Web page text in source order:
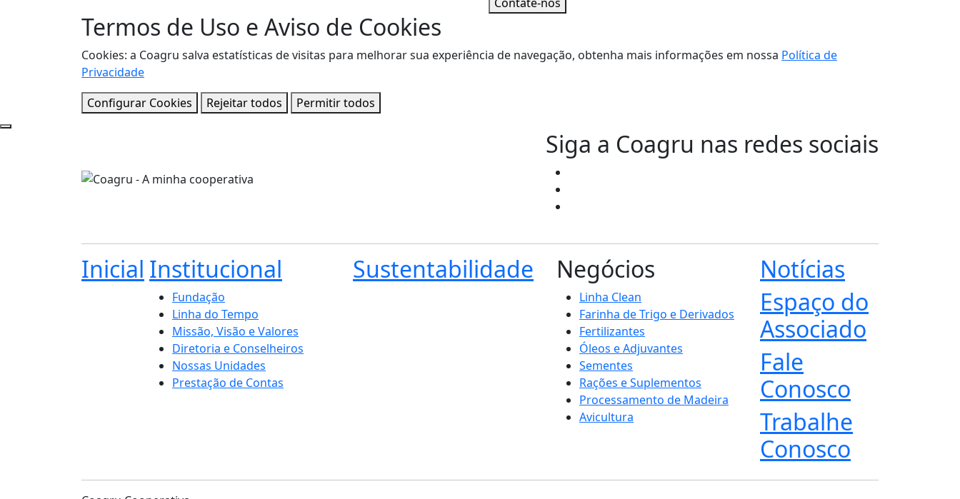
Termos de Uso e Aviso de Cookies
Cookies: a Coagru salva estatísticas de visitas para melhorar sua experiência de navegação, obtenha mais informações em nossa Política de
Privacidade
Configurar Cookies
Rejeitar todos Permitir todos
Siga a Coagru nas redes sociais
Inicial Institucional
Fundação
Linha do Tempo
Missão, Visão e Valores
Diretoria e Conselheiros
Nossas Unidades
Prestação de Contas
Sustentabilidade Negócios
Linha Clean
Farinha de Trigo e Derivados
Fertilizantes
Óleos e Adjuvantes
Sementes
Rações e Suplementos
Processamento de Madeira
Avicultura
Notícias
Espaço do
Associado
Fale
Conosco
Trabalhe
Conosco